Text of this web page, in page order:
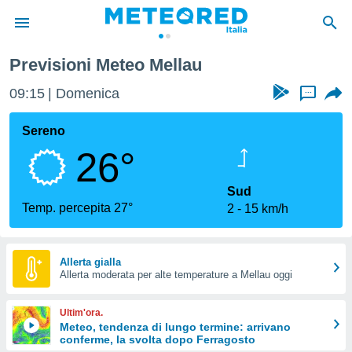
di
per
le
di
Web
le
Previsioni Meteo Mellau
09:15 Domenica ...
Sereno
26°
Temp. percepita 27°
Sud
2
15 km/h
Allerta gialla
Allerta moderata per alte temperature a Mellau oggi
Ultim'ora.
Meteo, tendenza di lungo termine: arrivano
conferme, la svolta dopo Ferragosto